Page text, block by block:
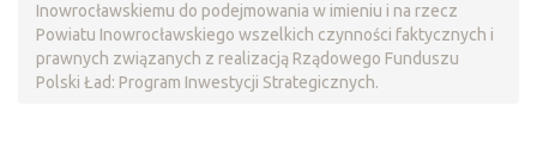
Inowrocławskiemu do podejmowania w imieniu i na rzecz
Powiatu Inowrocławskiego wszelkich czynności faktycznych i
prawnych związanych z realizacją Rządowego Funduszu
Polski Ład: Program Inwestycji Strategicznych.